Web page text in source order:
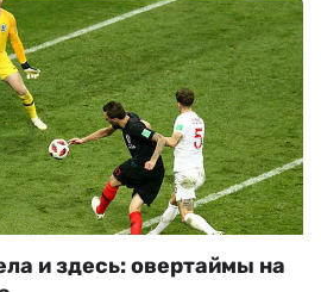
и здесь: овертаймы на